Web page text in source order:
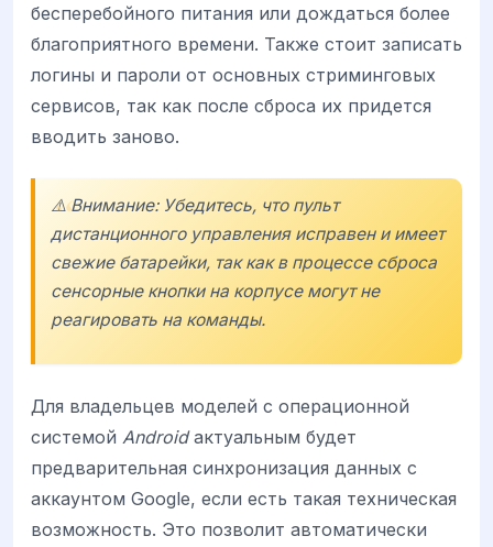
бесперебойного питания или дождаться более
благоприятного времени. Также стоит записать
логины и пароли от основных стриминговых
сервисов, так как после сброса их придется
вводить заново.
⚠️ Внимание: Убедитесь, что пульт
дистанционного управления исправен и имеет
свежие батарейки, так как в процессе сброса
сенсорные кнопки на корпусе могут не
реагировать на команды.
Для владельцев моделей с операционной
системой Androidактуальным будет
предварительная синхронизация данных с
аккаунтом Google, если есть такая техническая
возможность. Это позволит автоматически